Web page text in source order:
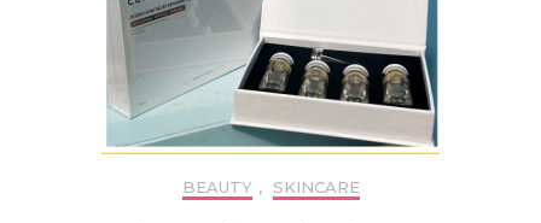
BEAUTY , SKINCARE